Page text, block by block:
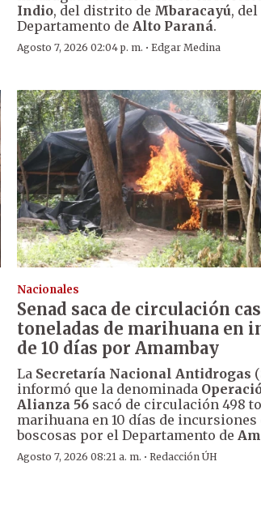
Indio, del distrito de Mbaracayú, del
Departamento de Alto Paraná.
Agosto 7, 2026 02:04 p. m. · Edgar Medina
Nacionales
Senad saca de circulación
toneladas de marihuana en
de 10 días por Amambay
La Secretaría Nacional Antidrogas (
informó que la denominada
Alianza 56sacó de circulación 498
marihuana en 10 días de incursiones
boscosas por el Departamento de
Agosto 7, 2026 08:21 a. m. · Redacción ÚH